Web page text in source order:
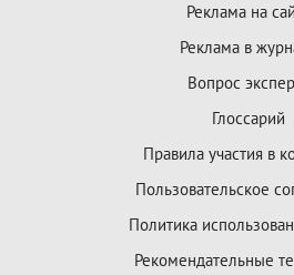
Реклама на
Реклама в
Вопрос
Глоссарий
Правила участия в
Пользовательское
Политика
Рекомендательные